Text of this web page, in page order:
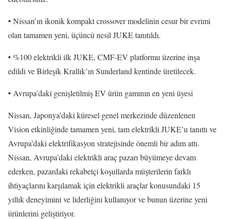
• Nissan’ın ikonik kompakt crossover modelinin cesur bir evrimi
olan tamamen yeni, üçüncü nesil JUKE tanıtıldı.
• %100 elektrikli ilk JUKE, CMF-EV platformu üzerine inşa
edildi ve Birleşik Krallık’ın Sunderland kentinde üretilecek.
• Avrupa’daki genişletilmiş EV ürün gamının en yeni üyesi
Nissan, Japonya’daki küresel genel merkezinde düzenlenen
Vision etkinliğinde tamamen yeni, tam elektrikli JUKE’u tanıttı ve
Avrupa’daki elektrifikasyon stratejisinde önemli bir adım attı.
Nissan, Avrupa’daki elektrikli araç pazarı büyümeye devam
ederken, pazardaki rekabetçi koşullarda müşterilerin farklı
ihtiyaçlarını karşılamak için elektrikli araçlar konusundaki 15
yıllık deneyimini ve liderliğini kullanıyor ve bunun üzerine yeni
ürünlerini geliştiriyor.